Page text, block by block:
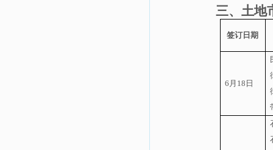
三、土地
签订日期
6 月 18 日